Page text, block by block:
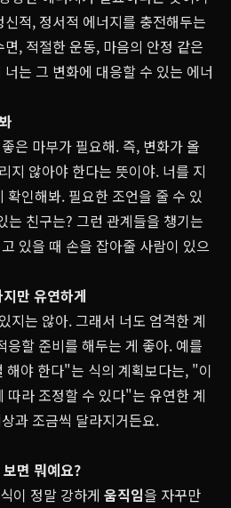
적, 정서적 에너지를 충전해두는
, 적절한 운동, 마음의 안정 같은
는 그 변화에 대응할 수 있는 에너
은 마부가 필요해. 즉, 변화가 올
지 않아야 한다는 뜻이야. 너를 지
확인해봐. 필요한 조언을 줄 수 있
는 친구는? 그런 관계들을 챙기는
있을 때 손을 잡아줄 사람이 있으
만 유연하게
지는 않아. 그래서 너도 엄격한 계
응할 준비를 해두는 게 좋아. 예를
해야 한다"는 식의 계획보다는, "이
따라 조정할 수 있다"는 유연한 계
과 조금씩 달라지거든요.
면 뭐예요?
이 정말 강하게 움직임을 자꾸만